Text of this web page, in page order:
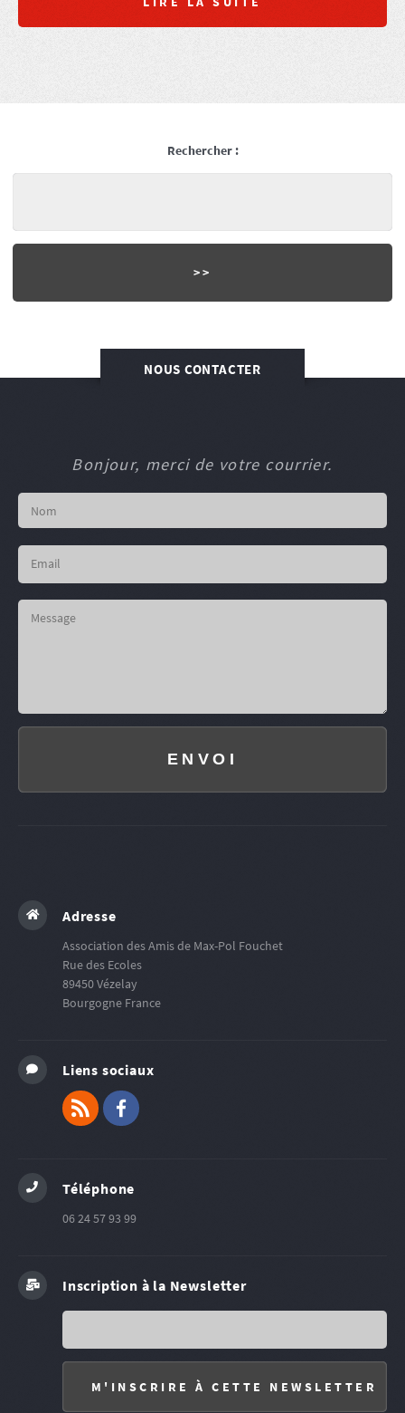
Rechercher :
NOUS CONTACTER
Bonjour, merci de votre courrier.
ENVOI
Adresse
Association des Amis de Max-Pol Fouchet
Rue des Ecoles
89450Vézelay
Bourgogne France
Liens sociaux
Téléphone
06 24 57 93 99
Inscription à la Newsletter